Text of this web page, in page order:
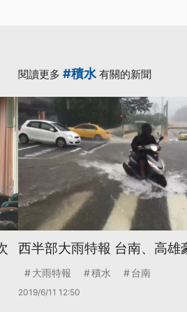
閱讀更多 #積水有關的新聞
西半部大雨特報 台南、高雄
大雨特報 積水 台南
2019/6/11 12:50